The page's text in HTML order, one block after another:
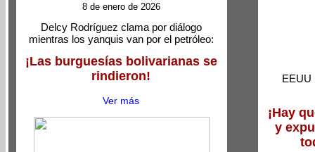
8 de enero de 2026
Delcy Rodríguez clama por diálogo
mientras los yanquis van por el petróleo:
¡Las burguesías bolivarianas se
rindieron!
Ver más
EEUU
¡Hay
y